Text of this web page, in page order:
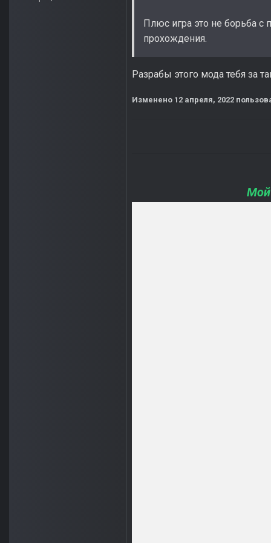
Плюс игра это не борьба с
прохождения.
Разрабы этого мода тебя за
Изменено 12 апреля, 2022